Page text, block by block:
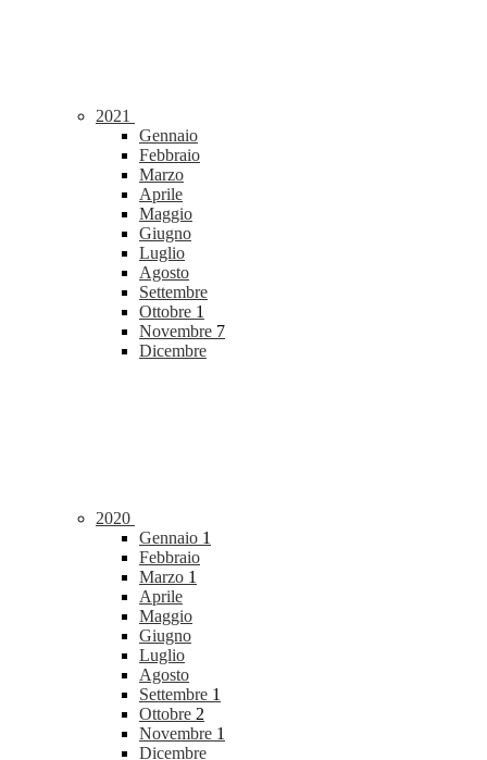
2021
Gennaio
Febbraio
Marzo
Aprile
Maggio
Giugno
Luglio
Agosto
Settembre
Ottobre 1
Novembre 7
Dicembre
2020
Gennaio 1
Febbraio
Marzo 1
Aprile
Maggio
Giugno
Luglio
Agosto
Settembre 1
Ottobre 2
Novembre 1
Dicembre